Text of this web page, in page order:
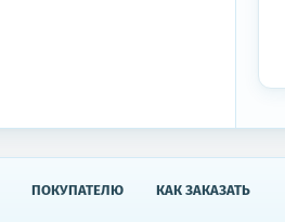
ПОКУПАТЕЛЮ КАК ЗАКАЗАТЬ